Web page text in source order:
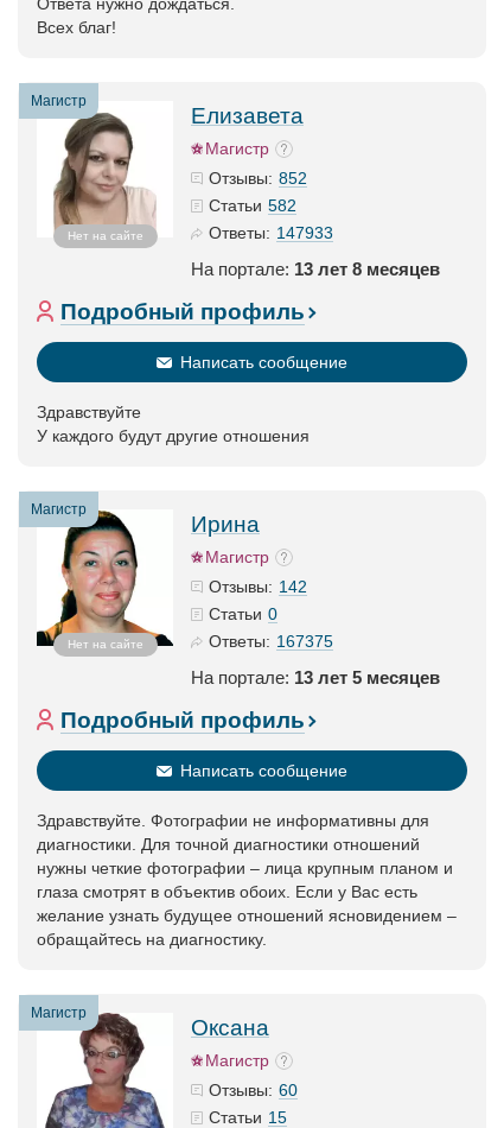
Всех благ!
Магистр
Нет на сайте
Елизавета
Магистр
Отзывы: 852
Статьи 582
Ответы: 147933
На портале: 13 лет 8 месяцев
Подробный профиль
Написать сообщение
Здравствуйте
У каждого будут другие отношения
Магистр
Нет на сайте
Ирина
Магистр
Отзывы: 142
Статьи 0
Ответы: 167375
На портале: 13 лет 5 месяцев
Подробный профиль
Написать сообщение
Здравствуйте. Фотографии не информативны для
диагностики. Для точной диагностики отношений
нужны четкие фотографии – лица крупным планом и
глаза смотрят в объектив обоих. Если у Вас есть
желание узнать будущее отношений ясновидением –
обращайтесь на диагностику.
Магистр
Оксана
Магистр
Отзывы: 60
Статьи 15